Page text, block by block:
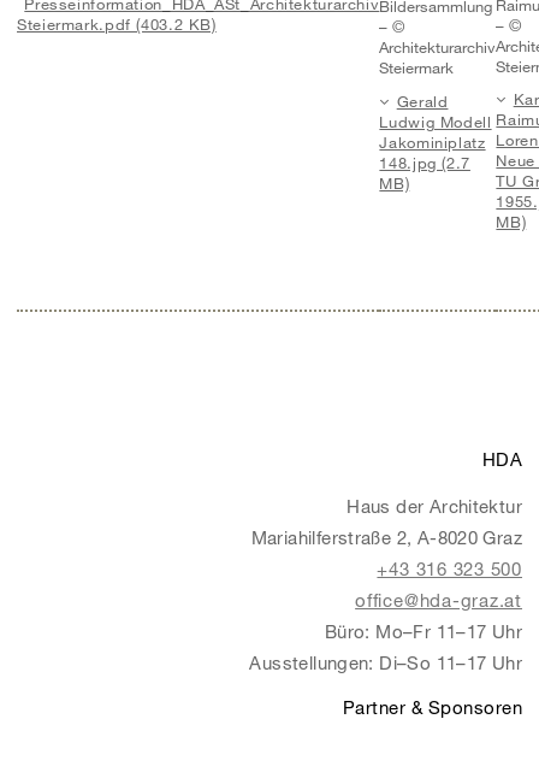
Steiermark.pdf (403.2 KB)
Bildersammlung
– ©
Architekturarchiv
Steiermark
Gerald
Ludwig Modell
Jakominiplatz
148.jpg (2.7
MB)
– ©
TU
MB)
HDA
Haus der Architektur
Mariahilferstraße 2, A-8020 Graz
+43 316 323 500
office@hda-graz.at
Büro: Mo–Fr 11–17 Uhr
Ausstellungen: Di–So 11–17 Uhr
Partner & Sponsoren